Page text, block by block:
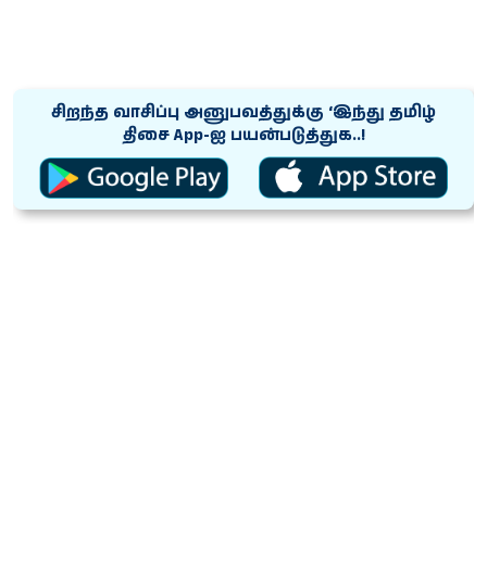
சிறந்த வாசிப்பு அனுபவத்துக்கு ‘இந்து தமிழ்
திசை App-ஐ பயன்படுத்துக..!